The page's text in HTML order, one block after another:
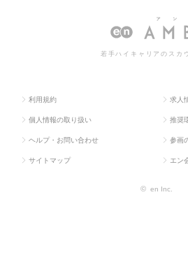
若手ハイキャリアのスカ
利用規約 求人
個人情報の取り扱い 推奨
ヘルプ・お問い合わせ 参画
サイトマップ エン
© en Inc.